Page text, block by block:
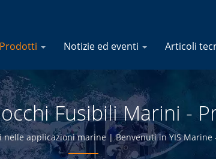
Prodotti Notizie ed eventi Articoli
Fusibili Marini -
Marini | YIS Marine
applicazioni marine | Benvenuti in YIS